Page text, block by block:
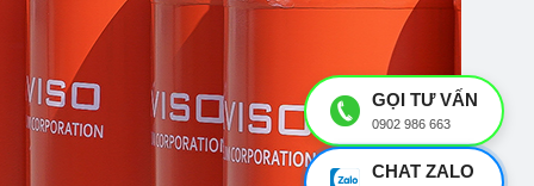
GỌI TƯ VẤN
0902 986 663
CHAT ZALO